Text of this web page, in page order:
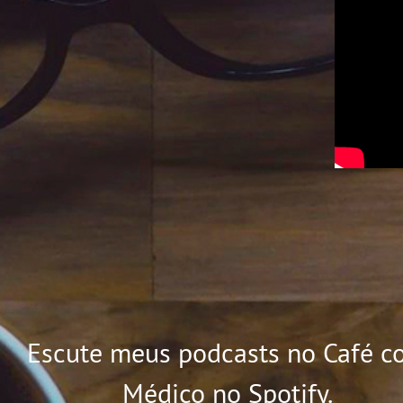
Escute meus podcasts no Café
Médico no Spotify.